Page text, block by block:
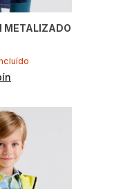
METALIZADO